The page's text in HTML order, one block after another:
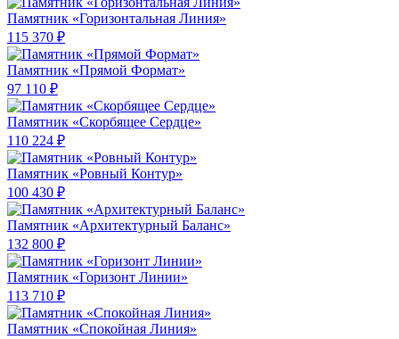
Памятник «Горизонтальная Линия»
115 370 ₽
Памятник «Прямой Формат»
97 110 ₽
Памятник «Скорбящее Сердце»
110 224 ₽
Памятник «Ровный Контур»
100 430 ₽
Памятник «Архитектурный Баланс»
132 800 ₽
Памятник «Горизонт Линии»
113 710 ₽
Памятник «Спокойная Линия»